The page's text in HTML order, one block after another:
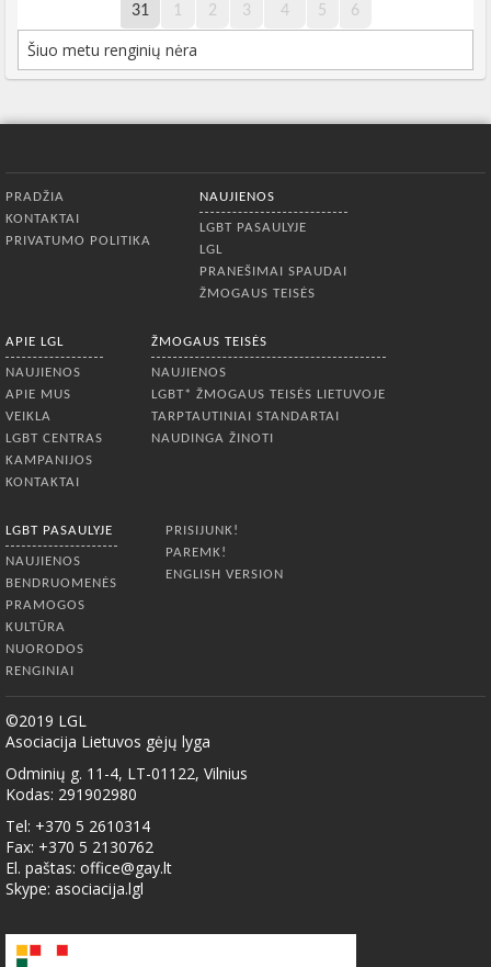
31 1 2 3 4 5 6
Šiuo metu renginių nėra
PRADŽIA
KONTAKTAI
PRIVATUMO POLITIKA
NAUJIENOS
LGBT PASAULYJE
LGL
PRANEŠIMAI SPAUDAI
ŽMOGAUS TEISĖS
APIE LGL
NAUJIENOS
APIE MUS
VEIKLA
LGBT CENTRAS
KAMPANIJOS
KONTAKTAI
ŽMOGAUS TEISĖS
NAUJIENOS
LGBT* ŽMOGAUS TEISĖS LIETUVOJE
TARPTAUTINIAI STANDARTAI
NAUDINGA ŽINOTI
LGBT PASAULYJE
NAUJIENOS
BENDRUOMENĖS
PRAMOGOS
KULTŪRA
NUORODOS
RENGINIAI
PRISIJUNK!
PAREMK!
ENGLISH VERSION
©2019 LGL
Asociacija Lietuvos gėjų lyga
Odminių g. 11-4, LT-01122, Vilnius
Kodas: 291902980
Tel: +370 5 2610314
Fax: +370 5 2130762
El. paštas: office@gay.lt
Skype: asociacija.lgl